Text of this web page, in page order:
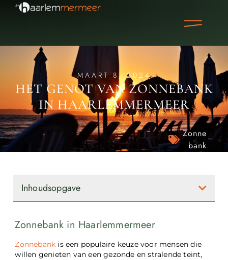
MAART 8, 2024
HET GENOT VAN ZONNEBANK
IN HAARLEMMERMEER
Zonne
bank
Zonnebank in Haarlemmermeer
Zonnebank is een populaire keuze voor mensen die
willen genieten van een gezonde en stralende teint,
Inhoudsopgave